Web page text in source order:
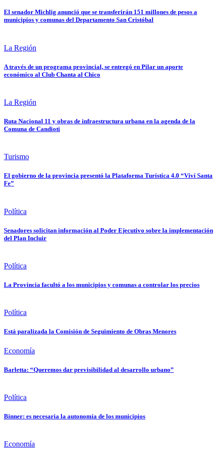
El senador Michlig anunció que se transferirán 151 millones de pesos a
municipios y comunas del Departamento San Cristóbal
La Región
A través de un programa provincial, se entregó en Pilar un aporte
económico al Club Chanta al Chico
La Región
Ruta Nacional 11 y obras de infraestructura urbana en la agenda de la
Comuna de Candioti
Turismo
El gobierno de la provincia presentó la Plataforma Turística 4.0 “Viví Santa
Fe”
Política
Senadores solicitan información al Poder Ejecutivo sobre la implementación
del Plan Incluir
Política
La Provincia facultó a los municipios y comunas a controlar los precios
Política
Está paralizada la Comisión de Seguimiento de Obras Menores
Economía
Barletta: “Queremos dar previsibilidad al desarrollo urbano”
Política
Binner: es necesaria la autonomía de los municipios
Economía